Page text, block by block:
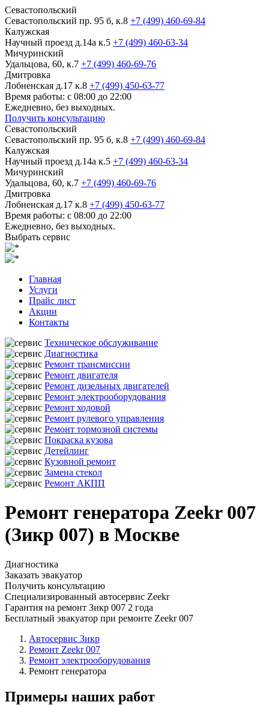
Севастопольский
Севастопольский пр. 95 б, к.8 +7 (499) 460-69-84
Калужская
Научный проезд д.14а к.5 +7 (499) 460-63-34
Мичуринский
Удальцова, 60, к.7 +7 (499) 460-69-76
Дмитровка
Лобненская д.17 к.8 +7 (499) 450-63-77
Время работы: с 08:00 до 22:00
Ежедневно, без выходных.
Получить консультацию
Севастопольский
Севастопольский пр. 95 б, к.8 +7 (499) 460-69-84
Калужская
Научный проезд д.14а к.5 +7 (499) 460-63-34
Мичуринский
Удальцова, 60, к.7 +7 (499) 460-69-76
Дмитровка
Лобненская д.17 к.8 +7 (499) 450-63-77
Время работы: с 08:00 до 22:00
Ежедневно, без выходных.
Выбрать сервис
Главная
Услуги
Прайс лист
Акции
Контакты
Техническое обслуживание
Диагностика
Ремонт трансмиссии
Ремонт двигателя
Ремонт дизельных двигателей
Ремонт электрооборудования
Ремонт ходовой
Ремонт рулевого управления
Ремонт тормозной системы
Покраска кузова
Детейлинг
Кузовной ремонт
Замена стекол
Ремонт АКПП
Ремонт генератора Zeekr 007
(Зикр 007) в Москве
Диагностика
Заказать эвакуатор
Получить консультацию
Специализированный автосервис Zeekr
Гарантия на ремонт Зикр 007 2 года
Бесплатный эвакуатор при ремонте Zeekr 007
Автосервис Зикр
Ремонт Zeekr 007
Ремонт электрооборудования
Ремонт генератора
Примеры наших работ